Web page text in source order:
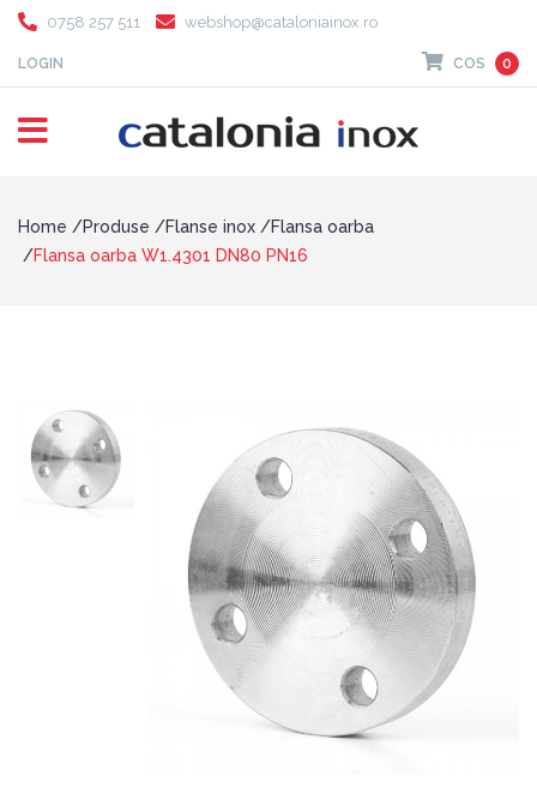
0758 257 511 webshop@cataloniainox.ro
LOGIN COS 0
Home Produse Flanse inox
Flansa oarba
Flansa oarba W1.4301 DN80 PN16